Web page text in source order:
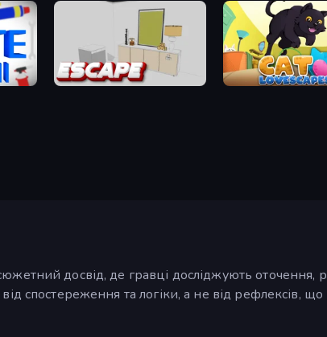
The White Room 4 Cat Lovescapes
досвід, де гравці досліджують оточення,
спостереження та логіки, а не від рефлексів,